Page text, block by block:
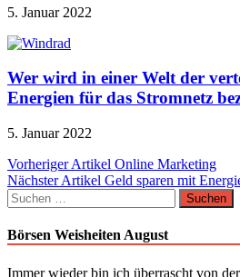
5. Januar 2022
Wer wird in einer Welt der
Energien für das Stromnetz
5. Januar 2022
Beitragsnavigation
Vorheriger Artikel Online Marketing
Nächster Artikel Geld sparen mit
Suchen
nach:
Börsen Weisheiten August
Immer wieder bin ich überrascht von